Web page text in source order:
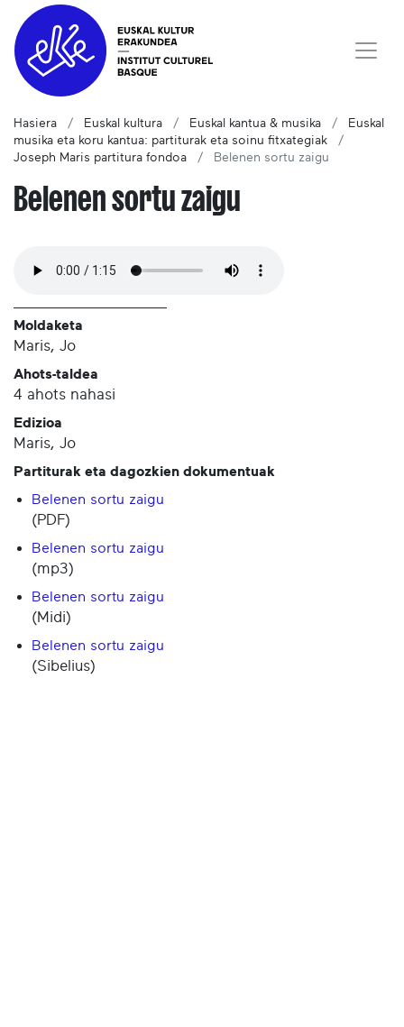
Hasiera Euskal kultura Euskal kantua & musika
Euskal
musika eta koru kantua: partiturak eta soinu fitxategiak
Joseph Maris partitura fondoa
Belenen sortu zaigu
Belenen sortu zaigu
Moldaketa
Maris, Jo
Ahots-taldea
4 ahots nahasi
Edizioa
Maris, Jo
Partiturak eta dagozkien dokumentuak
Belenen sortu zaigu
(PDF)
Belenen sortu zaigu
(mp3)
Belenen sortu zaigu
(Midi)
Belenen sortu zaigu
(Sibelius)